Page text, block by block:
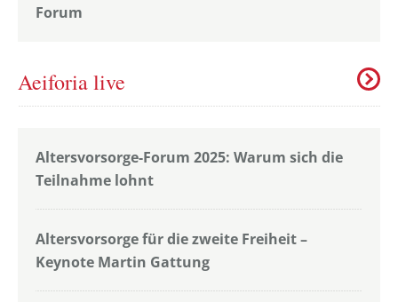
Forum
Aeiforia live
Altersvorsorge-Forum 2025: Warum sich die
Teilnahme lohnt
Altersvorsorge für die zweite Freiheit –
Keynote Martin Gattung